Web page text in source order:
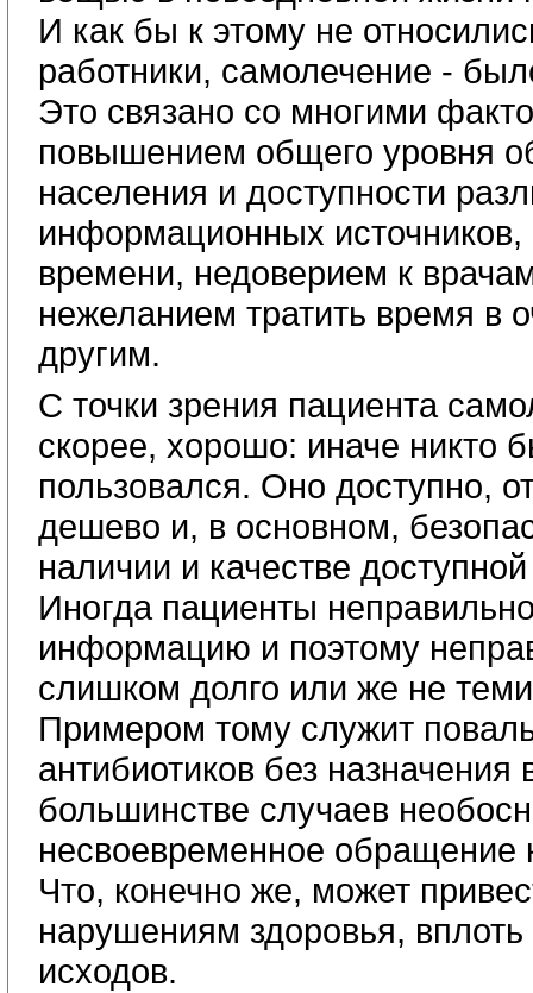
И как бы к этому не
работники, самолечение -
Это связано со многими
повышением общего уровня
населения и доступности
информационных источников,
времени, недоверием к
нежеланием тратить время в
другим.
С точки зрения пациента
скорее, хорошо: иначе никто
пользовался. Оно доступно,
дешево и, в основном,
наличии и качестве
Иногда пациенты
информацию и поэтому
слишком долго или же не
Примером тому служит
антибиотиков без назначения
большинстве случаев
несвоевременное обращение
Что, конечно же, может
нарушениям здоровья, вплоть
исходов.